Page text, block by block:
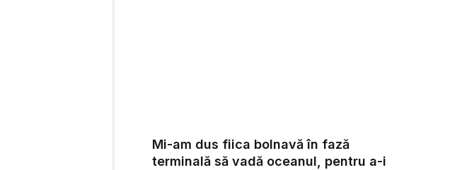
Mi-am dus fiica bolnavă în fază
terminală să vadă oceanul, pentru a-i